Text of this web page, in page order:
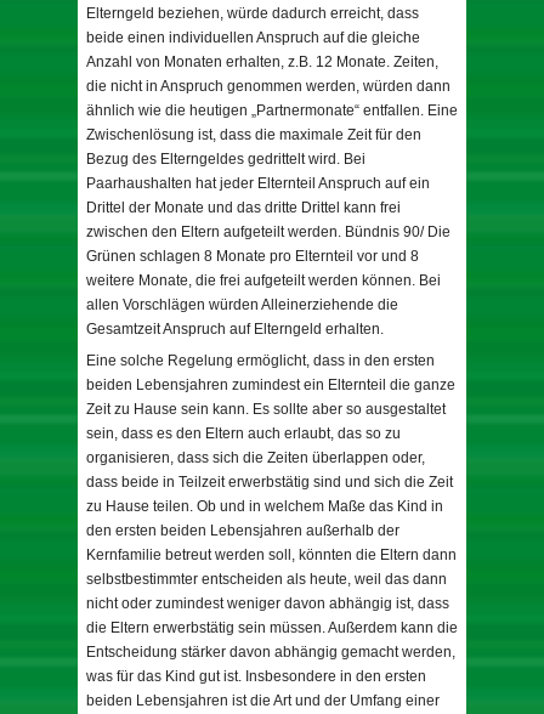
Elterngeld beziehen, würde dadurch erreicht, dass
beide einen individuellen Anspruch auf die gleiche
Anzahl von Monaten erhalten, z.B. 12 Monate. Zeiten,
die nicht in Anspruch genommen werden, würden dann
ähnlich wie die heutigen „Partnermonate“ entfallen. Eine
Zwischenlösung ist, dass die maximale Zeit für den
Bezug des Elterngeldes gedrittelt wird. Bei
Paarhaushalten hat jeder Elternteil Anspruch auf ein
Drittel der Monate und das dritte Drittel kann frei
zwischen den Eltern aufgeteilt werden. Bündnis 90/ Die
Grünen schlagen 8 Monate pro Elternteil vor und 8
weitere Monate, die frei aufgeteilt werden können. Bei
allen Vorschlägen würden Alleinerziehende die
Gesamtzeit Anspruch auf Elterngeld erhalten.
Eine solche Regelung ermöglicht, dass in den ersten
beiden Lebensjahren zumindest ein Elternteil die ganze
Zeit zu Hause sein kann. Es sollte aber so ausgestaltet
sein, dass es den Eltern auch erlaubt, das so zu
organisieren, dass sich die Zeiten überlappen oder,
dass beide in Teilzeit erwerbstätig sind und sich die Zeit
zu Hause teilen. Ob und in welchem Maße das Kind in
den ersten beiden Lebensjahren außerhalb der
Kernfamilie betreut werden soll, könnten die Eltern dann
selbstbestimmter entscheiden als heute, weil das dann
nicht oder zumindest weniger davon abhängig ist, dass
die Eltern erwerbstätig sein müssen. Außerdem kann die
Entscheidung stärker davon abhängig gemacht werden,
was für das Kind gut ist. Insbesondere in den ersten
beiden Lebensjahren ist die Art und der Umfang einer